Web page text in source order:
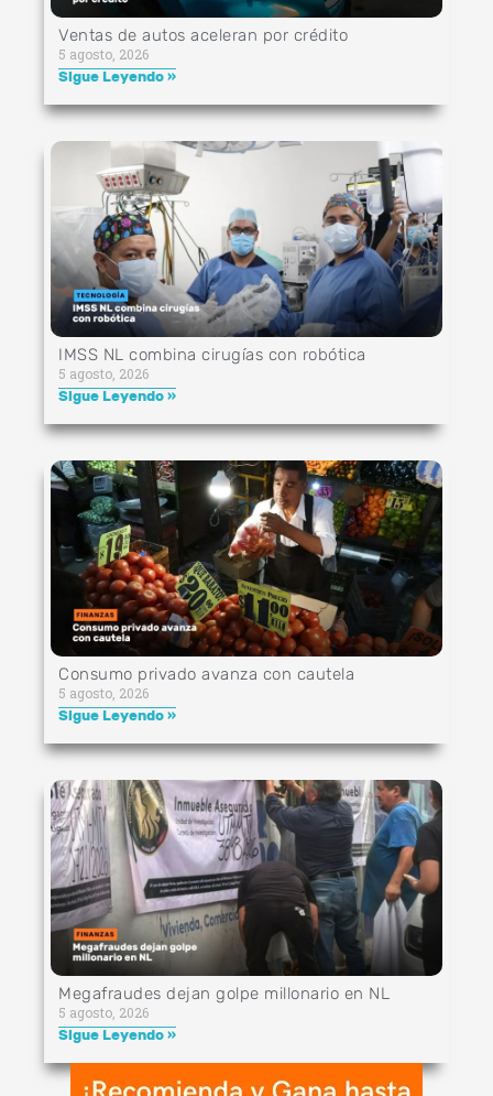
Ventas de autos aceleran por crédito
5 agosto, 2026
Sigue Leyendo »
IMSS NL combina cirugías con robótica
5 agosto, 2026
Sigue Leyendo »
Consumo privado avanza con cautela
5 agosto, 2026
Sigue Leyendo »
Megafraudes dejan golpe millonario en NL
5 agosto, 2026
Sigue Leyendo »